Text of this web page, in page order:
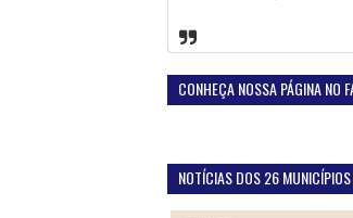
CONHEÇA NOSSA PÁGINA NO
NOTÍCIAS DOS 26